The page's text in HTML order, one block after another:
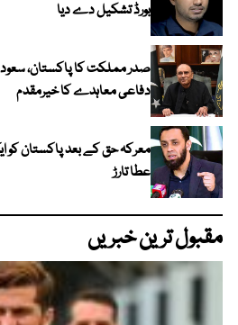
بورڈ تشکیل دے دیا
صدر مملکت کا پاکستان،
دفاعی معاہدے کا خیرمقدم
معرکہ حق کے بعد پاکستان کو
عطا تارڑ
مقبول ترین خبریں